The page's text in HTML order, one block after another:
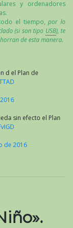
y ordenadores
el tiempo,por lo
(si son tipo USB), te
de esta manera.
d el Plan de
sin efecto el Plan
de 2016